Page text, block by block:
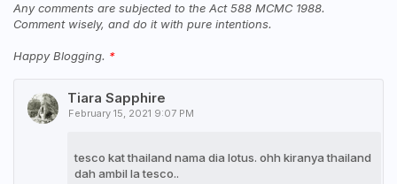
Any comments are subjected to the Act 588 MCMC 1988.
Comment wisely, and do it with pure intentions.
Happy Blogging.
Tiara Sapphire
February 15, 2021 9:07 PM
tesco kat thailand nama dia lotus. ohh kiranya thailand
dah ambil la tesco..